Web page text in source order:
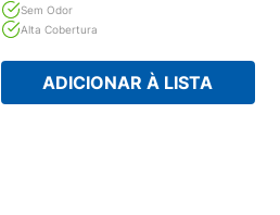
Sem Odor
Alta Cobertura
ADICIONAR À LISTA